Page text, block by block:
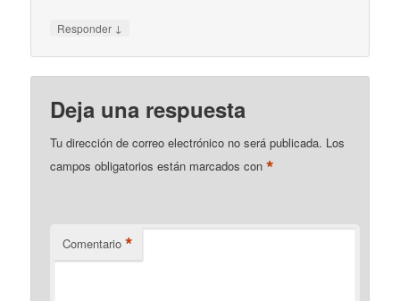
Responder ↓
Deja una respuesta
Tu dirección de correo electrónico no será publicada. Los
campos obligatorios están marcados con*
Comentario *